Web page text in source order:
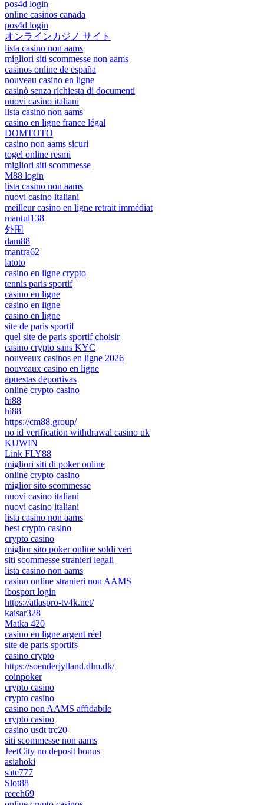
pos4d login
online casinos canada
pos4d login
オンラインカジノ サイト
lista casino non aams
migliori siti scommesse non aams
casinos online de españa
nouveau casino en ligne
casinò senza richiesta di documenti
nuovi casino italiani
lista casino non aams
casino en ligne france légal
DOMTOTO
casino non aams sicuri
togel online resmi
migliori siti scommesse
M88 login
lista casino non aams
nuovi casino italiani
meilleur casino en ligne retrait immédiat
mantul138
外围
dam88
mantra62
latoto
casino en ligne crypto
tennis paris sportif
casino en ligne
casino en ligne
casino en ligne
site de paris sportif
quel site de paris sportif choisir
casino crypto sans KYC
nouveaux casinos en ligne 2026
nouveaux casino en ligne
apuestas deportivas
online crypto casino
hi88
hi88
https://cm88.group/
no id verification withdrawal casino uk
KUWIN
Link FLY88
migliori siti di poker online
online crypto casino
miglior sito scommesse
nuovi casino italiani
nuovi casino italiani
lista casino non aams
best crypto casino
crypto casino
miglior sito poker online soldi veri
siti scommesse stranieri legali
lista casino non aams
casino online stranieri non AAMS
ibosport login
https://atlaspro-tv4k.net/
kaisar328
Matka 420
casino en ligne argent réel
site de paris sportifs
casino crypto
https://soenderjylland.dlm.dk/
coinpoker
crypto casino
crypto casino
casino non AAMS affidabile
crypto casino
casino usdt trc20
siti scommesse non aams
JeetCity no deposit bonus
asiahoki
sate777
Slot88
receh69